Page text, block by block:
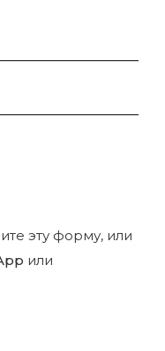
эту форму, или
или